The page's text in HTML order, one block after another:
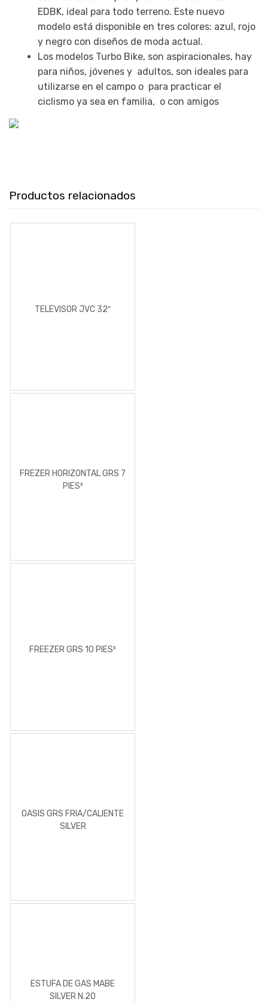
EDBK, ideal para todo terreno. Este nuevo
modelo está disponible en tres colores: azul, rojo
y negro con diseños de moda actual.
Los modelos Turbo Bike, son aspiracionales, hay
para niños, jóvenes y adultos, son ideales para
utilizarse en el campo o para practicar el
ciclismo ya sea en familia, o con amigos
Productos relacionados
TELEVISOR JVC 32″
FREZER HORIZONTAL GRS 7
PIES³
FREEZER GRS 10 PIES³
OASIS GRS FRIA/CALIENTE
SILVER
ESTUFA DE GAS MABE
SILVER N.20